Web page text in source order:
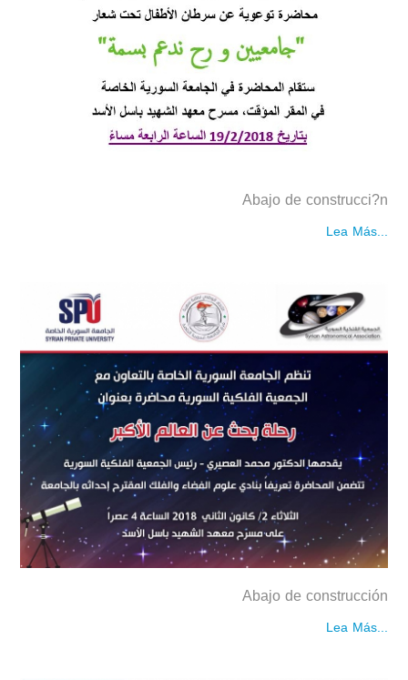
Abajo de construcci?n
Lea Más...
Abajo de construcción
Lea Más...